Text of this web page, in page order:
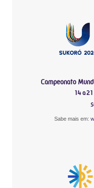
Campeonato
14 a
Sabe mais em: